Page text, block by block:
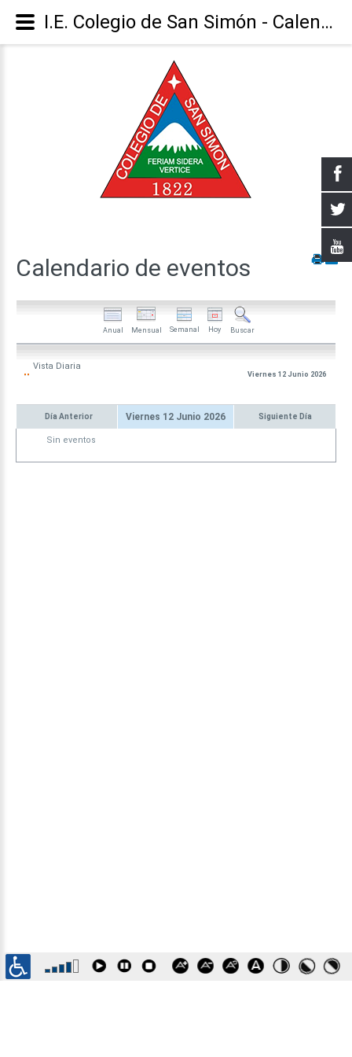
Calendario de eventos
Anual Mensual Semanal Hoy Buscar
Vista Diaria
Viernes 12 Junio 2026
Día Anterior Viernes 12 Junio 2026 Siguiente Día
Sin eventos
I.E. Colegio de San Simón - Calendario